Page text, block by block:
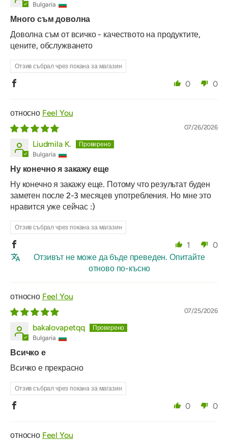
Bulgaria
Много съм доволна
Доволна съм от всичко - качеството на продуктите,
цените, обслужването
Отзив събрал чрез покана за магазин
0 0
Feel You
07/26/2026
Liudmila K.
Bulgaria
Ну конечно я закажу еще
Ну конечно я закажу еще. Потому что результат буден
заметен после 2-3 месяцев употребления. Но мне это
нравится уже сейчас :)
Отзив събрал чрез покана за магазин
1
0
Отзивът не може да бъде преведен. Опитайте
отново по-късно
Feel You
07/25/2026
bakalovapetqq
Bulgaria
Всичко е
Всичко е прекрасно
Отзив събрал чрез покана за магазин
0 0
Feel You